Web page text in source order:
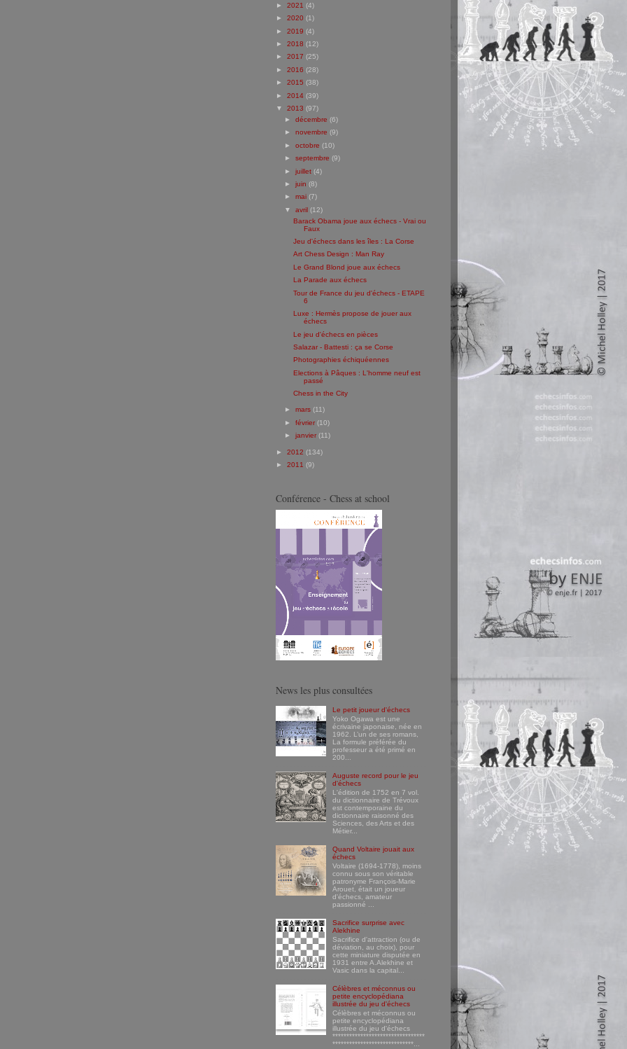
► 2021 (4)
► 2020 (1)
► 2019 (4)
► 2018 (12)
► 2017 (25)
► 2016 (28)
► 2015 (38)
► 2014 (39)
▼ 2013 (97)
► décembre (6)
► novembre (9)
► octobre (10)
► septembre (9)
► juillet (4)
► juin (8)
► mai (7)
▼ avril (12)
Barack Obama joue aux échecs - Vrai ou
Faux
Jeu d'échecs dans les îles : La Corse
Art Chess Design : Man Ray
Le Grand Blond joue aux échecs
La Parade aux échecs
Tour de France du jeu d'échecs - ETAPE
6
Luxe : Hermès propose de jouer aux
échecs
Le jeu d'échecs en pièces
Salazar - Battesti : ça se Corse
Photographies échiquéennes
Elections à Pâques : L'homme neuf est
passé
Chess in the City
► mars (11)
► février (10)
► janvier (11)
► 2012 (134)
► 2011 (9)
Conférence - Chess at school
News les plus consultées
Le petit joueur d'échecs
Yoko Ogawa est une
écrivaine japonaise, née en
1962. L’un de ses romans,
La formule préférée du
professeur a été primé en
200...
Auguste record pour le jeu
d'échecs
L'édition de 1752 en 7 vol.
du dictionnaire de Trévoux
est contemporaine du
dictionnaire raisonné des
Sciences, des Arts et des
Métier...
Quand Voltaire jouait aux
échecs
Voltaire (1694-1778), moins
connu sous son véritable
patronyme François-Marie
Arouet, était un joueur
d'échecs, amateur
passionné ...
Sacrifice surprise avec
Alekhine
Sacrifice d'attraction (ou de
déviation, au choix), pour
cette miniature disputée en
1931 entre A.Alekhine et
Vasic dans la capital...
Célèbres et méconnus ou
petite encyclopédiana
illustrée du jeu d'échecs
Célèbres et méconnus ou
petite encyclopédiana
illustrée du jeu d'échecs
*********************************
*****************************...